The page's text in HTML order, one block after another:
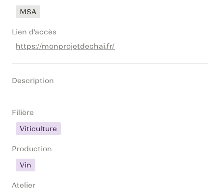
MSA
Lien d'accès
https://monprojetdechai.fr/
Description
Filière
Viticulture
Production
Vin
Atelier